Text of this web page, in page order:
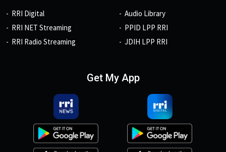
RRI Digital
RRI NET Streaming
RRI Radio Streaming
Audio Library
PPID LPP RRI
JDIH LPP RRI
Get My App